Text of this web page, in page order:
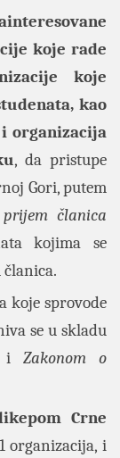
koje rade
koje
kao
organizacija
, da pristupe
Gori, putem
članica
kojima se
koje sprovode
se u skladu
i Zakonom o
Crne
organizacija, i